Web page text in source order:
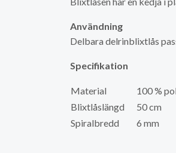
Användning
Delbara delrinblixtlås
Specifikation
Material
100 %
Blixtlåslängd
50 cm
Spiralbredd
6 mm